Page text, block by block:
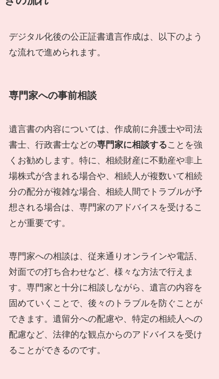
デジタル化後の公正証書遺言作成は、以下のよう
な流れで進められます。
専門家への事前相談
遺言書の内容については、作成前に弁護士や司法
書士、行政書士などの専門家に相談することを強
くお勧めします。特に、相続財産に不動産や非上
場株式が含まれる場合や、相続人が複数いて相続
分の配分が複雑な場合、相続人間でトラブルが予
想される場合は、専門家のアドバイスを受けるこ
とが重要です。
専門家への相談は、従来通りオンラインや電話、
対面での打ち合わせなど、様々な方法で行えま
す。専門家と十分に相談しながら、遺言の内容を
固めていくことで、後々のトラブルを防ぐことが
できます。遺留分への配慮や、特定の相続人への
配慮など、法律的な観点からのアドバイスを受け
ることができるのです。